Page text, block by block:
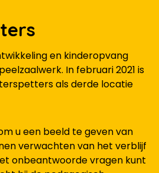
en kinderopvang
In februari 2021 is
als derde locatie
u een beeld te geven van
verwachten van het verblijf
onbeantwoorde vragen kunt